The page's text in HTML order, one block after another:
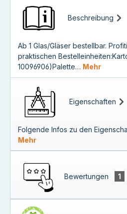
Beschreibung
Ab 1 Glas/Gläser bestellbar.
praktischen
10096906)Palette… Mehr
Eigenschaften
Folgende Infos zu den
Mehr
Bewertungen 1